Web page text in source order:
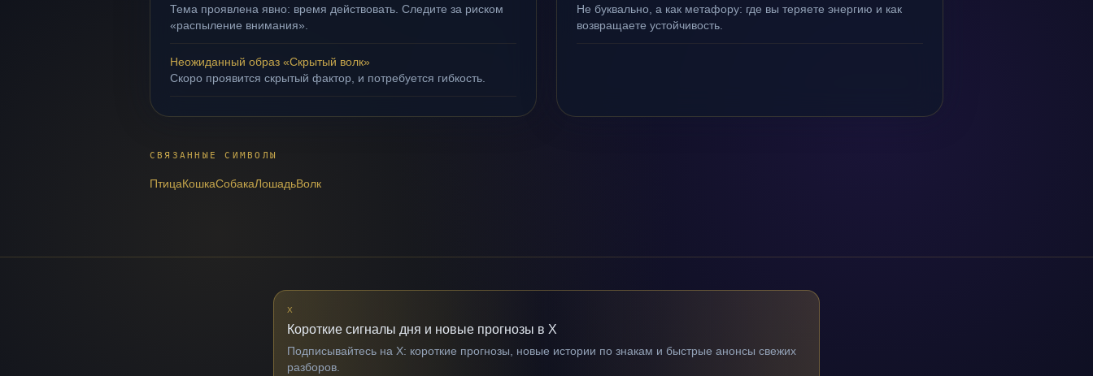
Тема проявлена явно: время действовать. Следите за риском
«распыление внимания».
Неожиданный образ «Скрытый волк»
Скоро проявится скрытый фактор, и потребуется гибкость.
Не буквально, а как метафору: где вы теряете энергию и как
возвращаете устойчивость.
СВЯЗАННЫЕ СИМВОЛЫ
ПтицаКошкаСобакаЛошадьВолк
X
Короткие сигналы дня и новые прогнозы в X
Подписывайтесь на X: короткие прогнозы, новые истории по знакам и быстрые анонсы свежих
разборов.